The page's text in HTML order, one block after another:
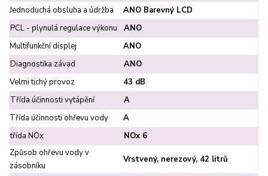
Jednoduchá obsluha a údržba
ANO Barevný LCD
PCL - plynulá regulace výkonu
ANO
Multifunkční displej
ANO
Diagnostika závad
ANO
Velmi tichý provoz
43 dB
Třída účinnosti vytápění
A
Třída účinnosti ohřevu vody
A
třída NOx
NOx 6
Způsob ohřevu vody v
zásobníku
Vrstvený, nerezový, 42 litrů